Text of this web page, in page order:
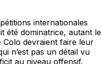
internationales
été dominatrice, autant le
Colo devraient faire leur
n’est pas un détail vu
au niveau offensif.